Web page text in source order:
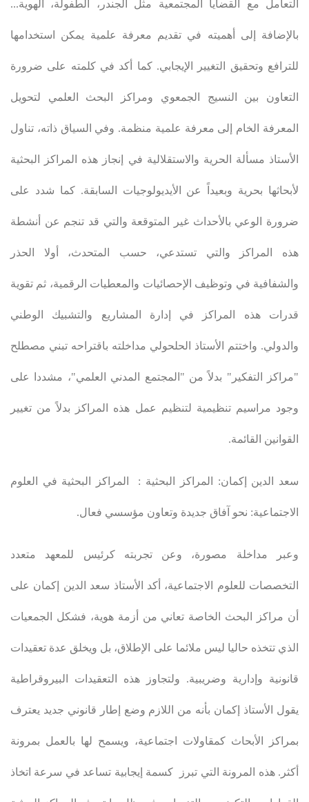
التعامل مع القضايا المجتمعية مثل الجندر، الطفولة، الهوية...
بالإضافة إلى أهميته في تقديم معرفة علمية يمكن استخدامها
للترافع وتحقيق التغيير الإيجابي. كما أكد في كلمته على ضرورة
التعاون بين النسيج الجمعوي ومراكز البحث العلمي لتحويل
المعرفة الخام إلى معرفة علمية منظمة. وفي السياق ذاته، تناول
الأستاذ مسألة الحرية والاستقلالية في إنجاز هذه المراكز البحثية
لأبحاثها بحرية وبعيداً عن الأيديولوجيات السابقة. كما شدد على
ضرورة الوعي بالأحداث غير المتوقعة والتي قد تنجم عن أنشطة
هذه المراكز والتي تستدعي، حسب المتحدث، أولا الحذر
والشفافية في وتوظيف الإحصائيات والمعطيات الرقمية، ثم تقوية
قدرات هذه المراكز في إدارة المشاريع والتشبيك الوطني
والدولي. واختتم الأستاذ الحلحولي مداخلته باقتراحه تبني مصطلح
"مراكز التفكير" بدلاً من "المجتمع المدني العلمي"، مشددا على
وجود مراسيم تنظيمية لتنظيم عمل هذه المراكز بدلاً من تغيير
القوانين القائمة.
سعد الدين إكمان: المراكز البحثية : المراكز البحثية في العلوم
الاجتماعية: نحو آفاق جديدة وتعاون مؤسسي فعال.
وعبر مداخلة مصورة، وعن تجربته كرئيس للمعهد متعدد
التخصصات للعلوم الاجتماعية، أكد الأستاذ سعد الدين إكمان على
أن مراكز البحث الخاصة تعاني من أزمة هوية، فشكل الجمعيات
الذي تتخذه حاليا ليس ملائما على الإطلاق، بل ويخلق عدة تعقيدات
قانونية وإدارية وضريبية. ولتجاوز هذه التعقيدات البيروقراطية
يقول الأستاذ إكمان بأنه من اللازم وضع إطار قانوني جديد يعترف
بمراكز الأبحاث كمقاولات اجتماعية، ويسمح لها بالعمل بمرونة
أكثر. هذه المرونة التي تبرز كسمة إيجابية تساعد في سرعة اتخاذ